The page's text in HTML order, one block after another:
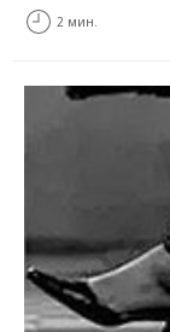
2 мин.